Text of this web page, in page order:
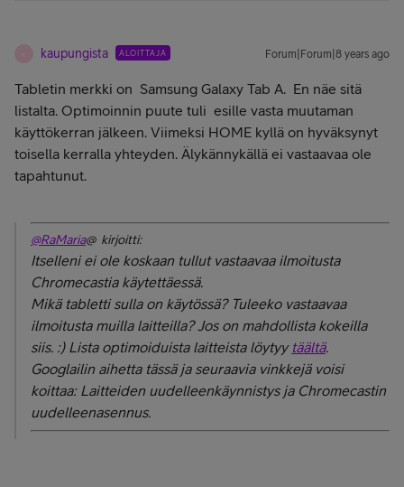
kaupungista ALOITTAJA Forum|Forum|8 years ago
Tabletin merkki on Samsung Galaxy Tab A. En näe sitä
listalta. Optimoinnin puute tuli esille vasta muutaman
käyttökerran jälkeen. Viimeksi HOME kyllä on hyväksynyt
toisella kerralla yhteyden. Älykännykällä ei vastaavaa ole
tapahtunut.
@RaMaria@ kirjoitti:
Itselleni ei ole koskaan tullut vastaavaa ilmoitusta
Chromecastia käytettäessä.
Mikä tabletti sulla on käytössä? Tuleeko vastaavaa
ilmoitusta muilla laitteilla? Jos on mahdollista kokeilla
siis. :) Lista optimoiduista laitteista löytyy täältä.
Googlailin aihetta tässä ja seuraavia vinkkejä voisi
koittaa: Laitteiden uudelleenkäynnistys ja Chromecastin
uudelleenasennus.